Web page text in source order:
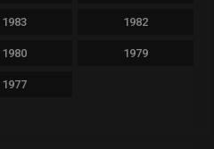
1983 1982
1980 1979
1977